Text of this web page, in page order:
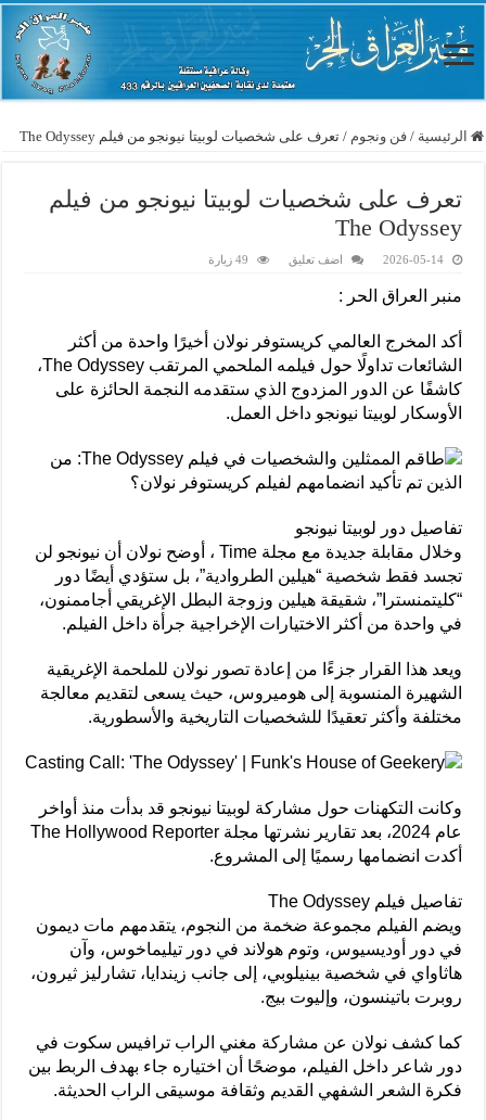
الرئيسية / فن ونجوم / تعرف على شخصيات لوبيتا نيونجو من فيلم The Odyssey
تعرف على شخصيات لوبيتا نيونجو من فيلم
The Odyssey
2026-05-14 اضف تعليق 49 زيارة
منبر العراق الحر :
أكد المخرج العالمي كريستوفر نولان أخيرًا واحدة من أكثر
الشائعات تداولًا حول فيلمه الملحمي المرتقب The Odyssey،
كاشفًا عن الدور المزدوج الذي ستقدمه النجمة الحائزة على
الأوسكار لوبيتا نيونجو داخل العمل.
تفاصيل دور لوبيتا نيونجو
وخلال مقابلة جديدة مع مجلة Time ، أوضح نولان أن نيونجو لن
تجسد فقط شخصية “هيلين الطروادية”، بل ستؤدي أيضًا دور
“كليتمنسترا”، شقيقة هيلين وزوجة البطل الإغريقي أجاممنون،
في واحدة من أكثر الاختيارات الإخراجية جرأة داخل الفيلم.
ويعد هذا القرار جزءًا من إعادة تصور نولان للملحمة الإغريقية
الشهيرة المنسوبة إلى هوميروس، حيث يسعى لتقديم معالجة
مختلفة وأكثر تعقيدًا للشخصيات التاريخية والأسطورية.
وكانت التكهنات حول مشاركة لوبيتا نيونجو قد بدأت منذ أواخر
عام 2024، بعد تقارير نشرتها مجلة The Hollywood Reporter
أكدت انضمامها رسميًا إلى المشروع.
تفاصيل فيلم The Odyssey
ويضم الفيلم مجموعة ضخمة من النجوم، يتقدمهم مات ديمون
في دور أوديسيوس، وتوم هولاند في دور تيليماخوس، وآن
هاثاواي في شخصية بينيلوبي، إلى جانب زيندايا، تشارليز ثيرون،
روبرت باتينسون، وإليوت بيج.
كما كشف نولان عن مشاركة مغني الراب ترافيس سكوت في
دور شاعر داخل الفيلم، موضحًا أن اختياره جاء بهدف الربط بين
فكرة الشعر الشفهي القديم وثقافة موسيقى الراب الحديثة.